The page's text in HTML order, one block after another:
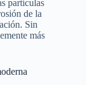
partículas
de la
Sin
más